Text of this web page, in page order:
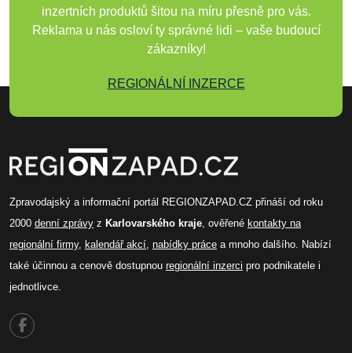
inzertních produktů šitou na míru přesně pro vás.
Reklama u nás osloví ty správné lidi – vaše budoucí
zákazníky!
REGIONÁLNÍ INZERCE
Zpravodajský a informační portál REGIONZAPAD.CZ přináší od roku
2000 denní zprávy z Karlovarského kraje, ověřené kontakty na
regionální firmy, kalendář akcí, nabídky práce a mnoho dalšího. Nabízí
také účinnou a cenově dostupnou regionální inzerci pro podnikatele i
jednotlivce.